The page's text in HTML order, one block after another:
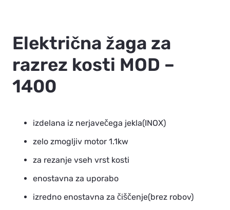
Električna žaga za
razrez kosti MOD –
1400
izdelana iz nerjavečega jekla(INOX)
zelo zmogljiv motor 1.1kw
za rezanje vseh vrst kosti
enostavna za uporabo
izredno enostavna za čiščenje(brez robov)